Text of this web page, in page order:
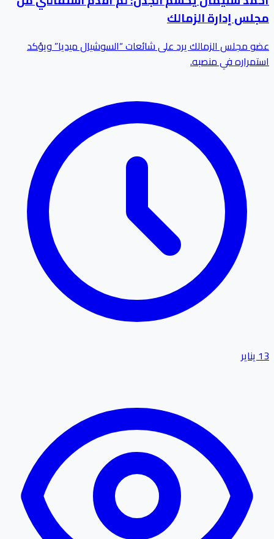
مجلس إدارة الزمالك
عضو مجلس الزمالك يرد على شائعات “السوشيال ميديا” ويؤكد
استمراره في منصبه.
13 يناير